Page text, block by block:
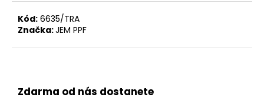
Kód: 6635/TRA
Značka:JEM PPF
Zdarma od nás dostanete
D
o
č